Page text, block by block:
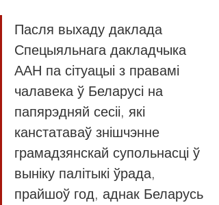
Пасля выхаду даклада
Спецыяльнага дакладчыка
ААН па сітуацыі з правамі
чалавека ў Беларусі на
папярэдняй сесіі, які
канстатаваў знішчэнне
грамадзянскай супольнасці ў
выніку палітыкі ўрада,
прайшоў год, аднак Беларусь